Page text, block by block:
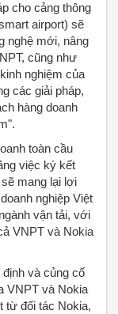
cho cảng thông
airport) sẽ
nghệ mới, nâng
cũng như
nghiệm của
các giải pháp,
hàng doanh
toàn cầu
việc ký kết
mang lại lợi
nghiệp Việt
vận tải, với
VNPT và Nokia
và củng cố
VNPT và Nokia
từ đối tác Nokia,